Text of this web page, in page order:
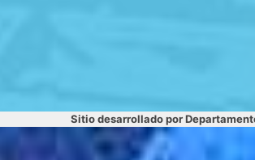
Sitio desarrollado por